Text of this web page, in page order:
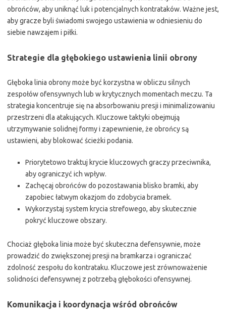
obrońców, aby uniknąć luk i potencjalnych kontrataków. Ważne jest,
aby gracze byli świadomi swojego ustawienia w odniesieniu do
siebie nawzajem i piłki.
Strategie dla głębokiego ustawienia linii obrony
Głęboka linia obrony może być korzystna w obliczu silnych
zespołów ofensywnych lub w krytycznych momentach meczu. Ta
strategia koncentruje się na absorbowaniu presji i minimalizowaniu
przestrzeni dla atakujących. Kluczowe taktyki obejmują
utrzymywanie solidnej formy i zapewnienie, że obrońcy są
ustawieni, aby blokować ścieżki podania.
Priorytetowo traktuj krycie kluczowych graczy przeciwnika,
aby ograniczyć ich wpływ.
Zachęcaj obrońców do pozostawania blisko bramki, aby
zapobiec łatwym okazjom do zdobycia bramek.
Wykorzystaj system krycia strefowego, aby skutecznie
pokryć kluczowe obszary.
Chociaż głęboka linia może być skuteczna defensywnie, może
prowadzić do zwiększonej presji na bramkarza i ograniczać
zdolność zespołu do kontrataku. Kluczowe jest zrównoważenie
solidności defensywnej z potrzebą głębokości ofensywnej.
Komunikacja i koordynacja wśród obrońców